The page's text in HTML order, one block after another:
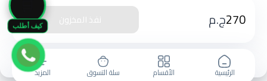
كيف أطلب 270ج.م نفذ المخزون
الرئيسية الأقسام سلة التسوق المزيد